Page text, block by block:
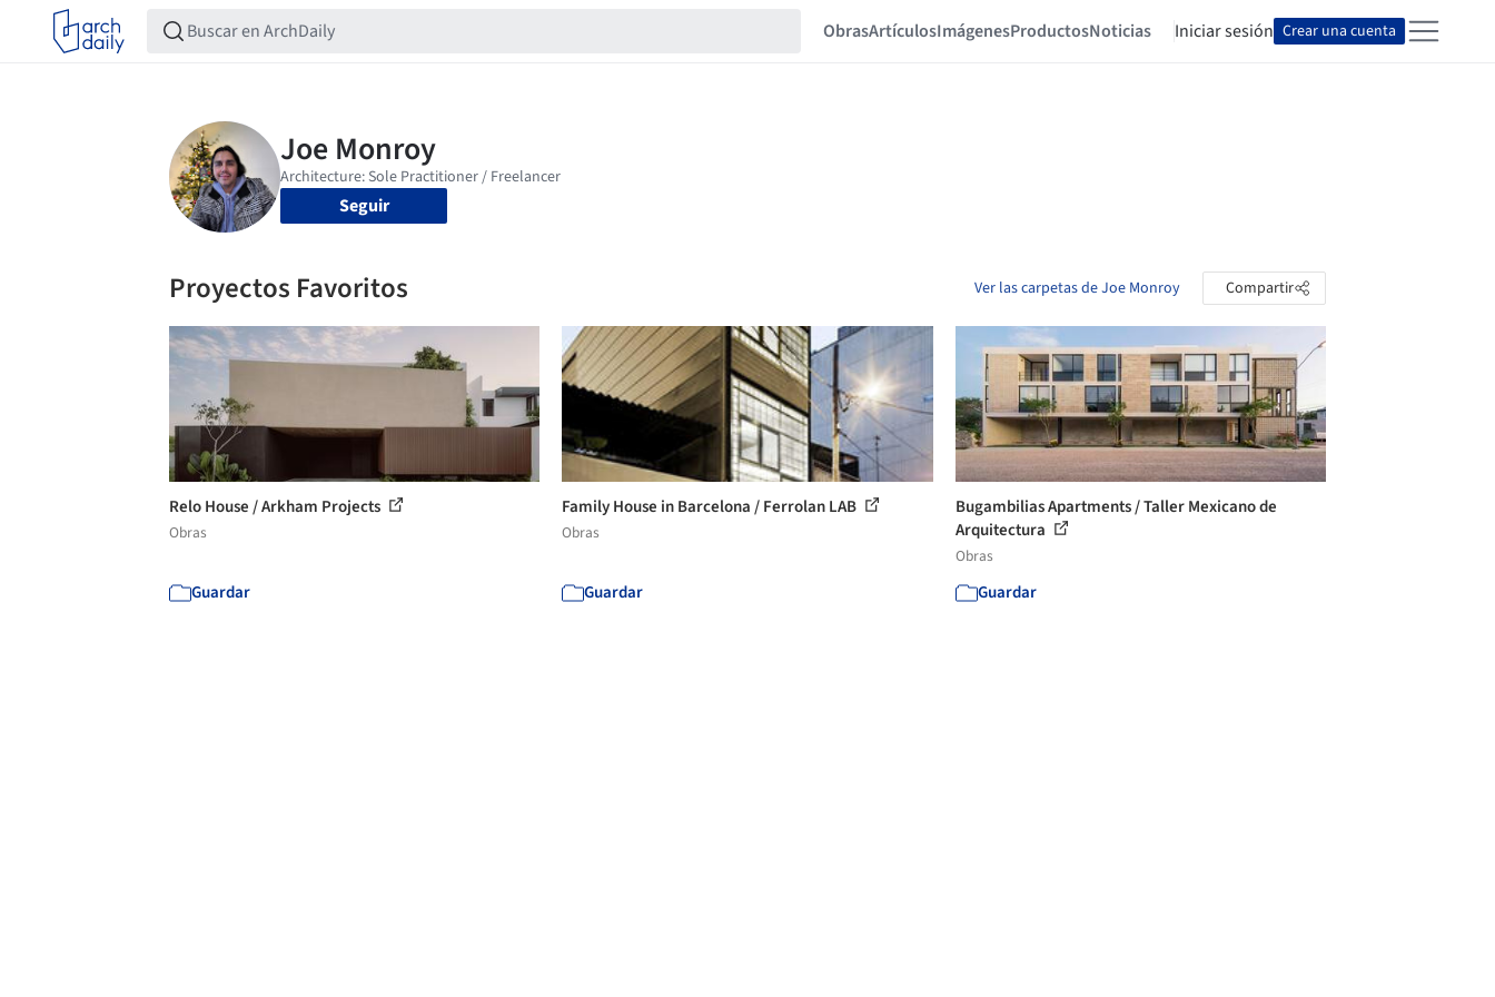
ObrasArtículosImágenesProductosNoticias Iniciar sesión Crear una cuenta
Seguir
Proyectos Favoritos Ver las carpetas de Joe Monroy Compartir
Relo House / Arkham Projects
Obras
Guardar
Family House in Barcelona / Ferrolan LAB
Obras
Guardar
Bugambilias Apartments / Taller Mexicano de
Arquitectura
Obras
Guardar